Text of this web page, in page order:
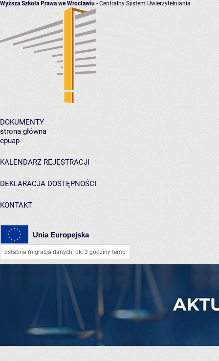
Wyższa Szkoła Prawa we Wrocławiu - Centralny System Uwierzytelniania
DOKUMENTY
strona główna
epuap
KALENDARZ REJESTRACJI
DEKLARACJA DOSTĘPNOŚCI
KONTAKT
Unia Europejska
ostatnia migracja danych: ok. 3 godziny temu